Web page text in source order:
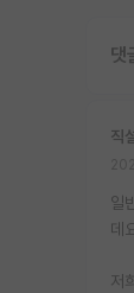
댓
직
일
데
저